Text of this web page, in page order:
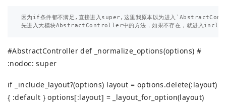
因为if条件都不满足,直接进入super,这里我原本以为进入
#AbstractController def _normalize_options(options) #
:nodoc: super
if _include_layout?(options) layout = options.delete(:layout)
{ :default } options[:layout] = _layout_for_option(layout)